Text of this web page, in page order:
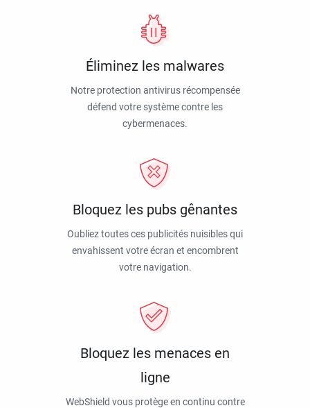
Éliminez les malwares
Notre protection antivirus récompensée
défend votre système contre les
cybermenaces.
Bloquez les pubs gênantes
Oubliez toutes ces publicités nuisibles qui
envahissent votre écran et encombrent
votre navigation.
Bloquez les menaces en
ligne
WebShield vous protège en continu contre